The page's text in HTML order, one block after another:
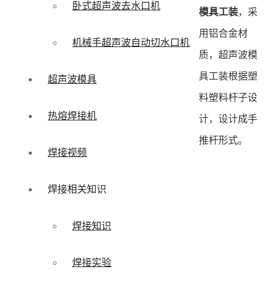
卧式超声波去水口机
机械手超声波自动切水口机
超声波模具
热熔焊接机
焊接视频
焊接相关知识
焊接知识
焊接实验
模具工装，采
用铝合金材
质，超声波模
具工装根据塑
料塑料杆子设
计，设计成手
推杆形式。